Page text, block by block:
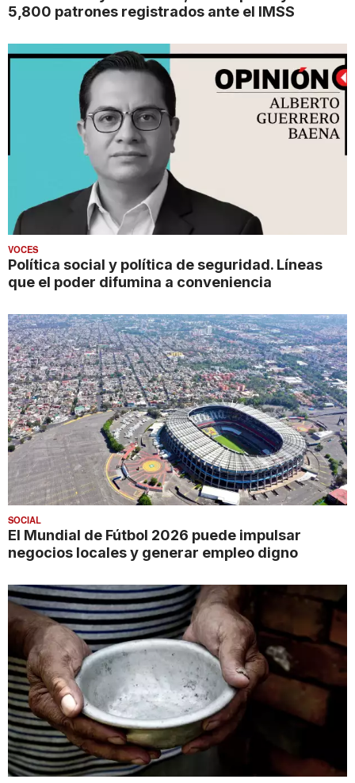
5,800 patrones registrados ante el IMSS
VOCES
Política social y política de seguridad. Líneas
que el poder difumina a conveniencia
SOCIAL
El Mundial de Fútbol 2026 puede impulsar
negocios locales y generar empleo digno